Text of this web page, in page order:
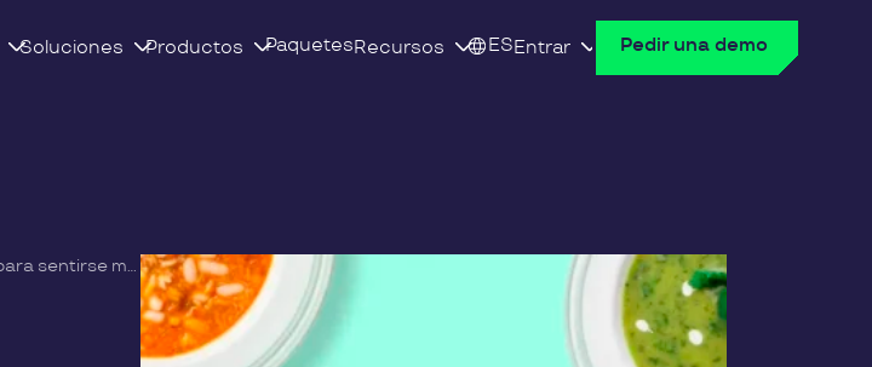
Soluciones Productos PaquetesRecursos ESEntrar Pedir una demo
Wetaca: comer bien todos los días para sentirse mejor